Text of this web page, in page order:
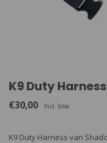
K9 Duty Harness
€30,00 Incl. btw
K9 Duty Harness van